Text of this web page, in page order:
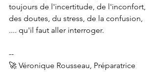
toujours de l'incertitude, de l'inconfort,
des doutes, du stress, de la confusion,
.... qu'il faut aller interroger.
--
🚀 Véronique Rousseau, Préparatrice